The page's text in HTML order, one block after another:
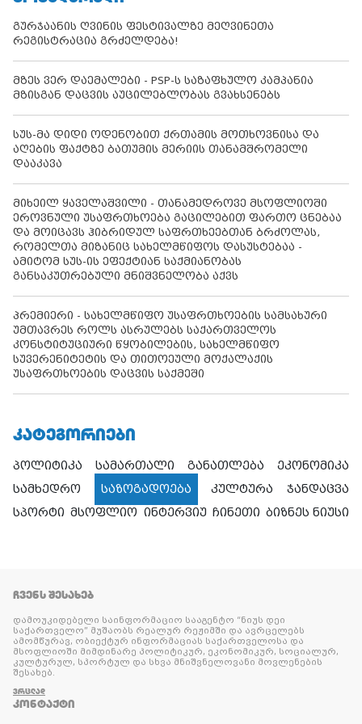
გურჯაანის ღვინის ფესტივალზე მეღვინეთა
რეგისტრაცია გრძელდება!
მზეს ვერ დაემალები - PSP-ს საზაფხულო კამპანია
მზისგან დაცვის აუცილებლობას გვახსენებს
სუს-მა დიდი ოდენობით ქრთამის მოთხოვნისა და
აღების ფაქტზე ბათუმის მერიის თანამშრომელი
დააკავა
მიხეილ ყაველაშვილი - თანამედროვე მსოფლიოში
ეროვნული უსაფრთხოება გაცილებით ფართო ცნებაა
და მოიცავს ჰიბრიდულ საფრთხეებთან ბრძოლას,
რომელთა მიზანიც სახელმწიფოს დასუსტებაა -
ამიტომ სუს-ის ეფექტიან საქმიანობას
განსაკუთრებული მნიშვნელობა აქვს
პრემიერი - სახელმწიფო უსაფრთხოების სამსახური
უმთავრეს როლს ასრულებს საქართველოს
კონსტიტუციური წყობილების, სახელმწიფო
სუვერენიტეტის და თითოეული მოქალაქის
უსაფრთხოების დაცვის საქმეში
ᲙᲐᲢᲔᲒᲝᲠᲘᲔᲑᲘ
პოლიტიკა სამართალი განათლება
ეკონომიკა
სამხედრო
საზოგადოება კულტურა
ჯანდაცვა
სპორტი მსოფლიო ინტერვიუ ჩინეთი ბიზნეს ნიუსი
ᲩᲕᲔᲜᲡ ᲨᲔᲡᲐᲮᲔᲑ
დამოუკიდებელი საინფორმაციო სააგენტო “ნიუს დეი
საქართველო” მუშაობს რეალურ რეჟიმში და ავრცელებს
ამომწურავ, ობიექტურ ინფორმაციას საქართველოსა და
მსოფლიოში მიმდინარე პოლიტიკურ, ეკონომიკურ, სოციალურ,
კულტურულ, სპორტულ და სხვა მნიშვნელოვანი მოვლენების
შესახებ.
ᲕᲠᲪᲚᲐᲓ
ᲙᲝᲜᲢᲐᲥᲢᲘ